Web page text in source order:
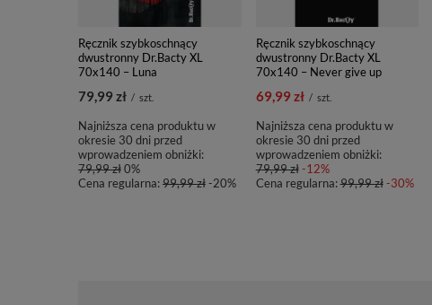
Ręcznik szybkoschnący
dwustronny Dr.Bacty XL
70x140 – Luna
79,99 zł / szt.
Najniższa cena produktu w
okresie 30 dni przed
wprowadzeniem obniżki:
79,99 zł0%
Cena regularna:99,99 zł-20%
Ręcznik szybkoschnący
dwustronny Dr.Bacty XL
70x140 – Never give up
69,99 zł / szt.
Najniższa cena produktu w
okresie 30 dni przed
wprowadzeniem obniżki:
79,99 zł -12%
Cena regularna:99,99 zł -30%